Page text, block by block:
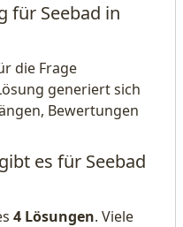
für Seebad in
die Frage
generiert sich
Bewertungen
es für Seebad
4 Lösungen. Viele